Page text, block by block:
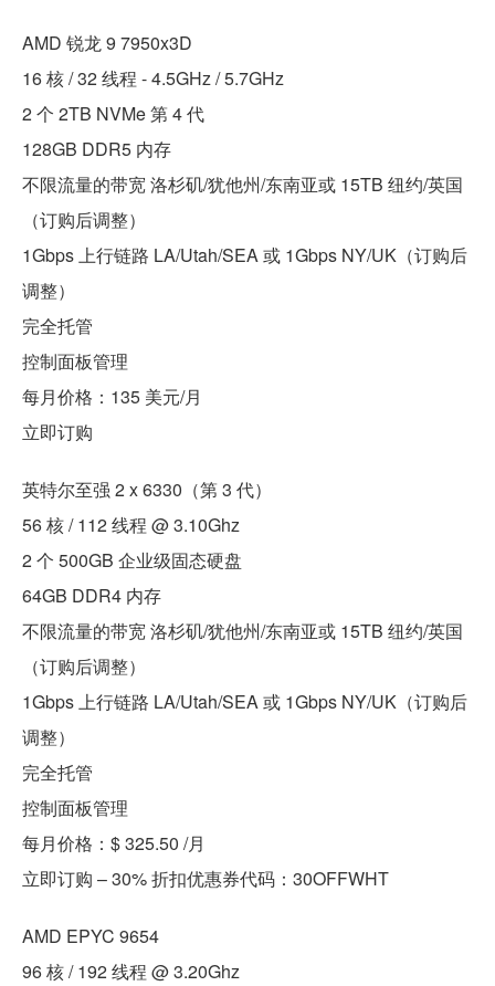
AMD 锐龙 9 7950x3D
16 核 / 32 线程 - 4.5GHz / 5.7GHz
2 个 2TB NVMe 第 4 代
128GB DDR5 内存
不限流量的带宽 洛杉矶/犹他州/东南亚或 15TB 纽约/英国
（订购后调整）
1Gbps 上行链路 LA/Utah/SEA 或 1Gbps NY/UK（订购后
调整）
完全托管
控制面板管理
每月价格：135 美元/月
立即订购
英特尔至强 2 x 6330（第 3 代）
56 核 / 112 线程 @ 3.10Ghz
2 个 500GB 企业级固态硬盘
64GB DDR4 内存
不限流量的带宽 洛杉矶/犹他州/东南亚或 15TB 纽约/英国
（订购后调整）
1Gbps 上行链路 LA/Utah/SEA 或 1Gbps NY/UK（订购后
调整）
完全托管
控制面板管理
每月价格：$ 325.50 /月
立即订购 – 30% 折扣优惠券代码：30OFFWHT
AMD EPYC 9654
96 核 / 192 线程 @ 3.20Ghz